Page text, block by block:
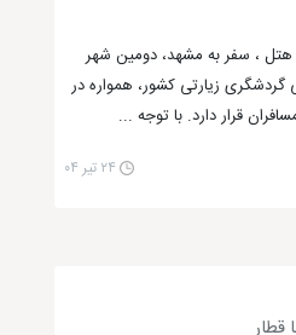
هتل ، سفر به مشهد، دومین شهر
زیارتی کشور، همواره در
قرار دارد. با توجه ...
۲۴ تیر ۰۴
قطار